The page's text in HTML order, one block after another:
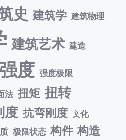
史 建筑学 建筑物理
建筑艺术 建造
强度 强度极限
法 扭矩 扭转
度 抗弯刚度 文化
极限状态 构件 构造